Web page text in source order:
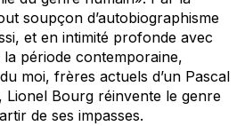
soupçon d’autobiographisme
et en intimité profonde avec
période contemporaine,
moi, frères actuels d’un Pascal
Lionel Bourg réinvente le genre
de ses impasses.